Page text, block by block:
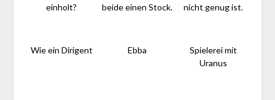
einholt?
beide einen Stock.
nicht genug ist.
Wie ein Dirigent Ebba
Spielerei mit
Uranus